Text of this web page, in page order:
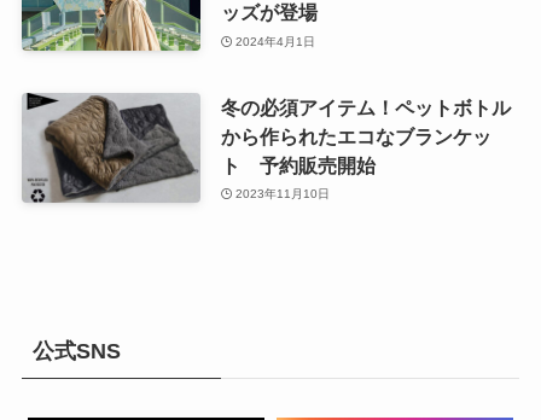
ッズが登場
2024年4月1日
冬の必須アイテム！ペットボトル
から作られたエコなブランケッ
ト 予約販売開始
2023年11月10日
公式SNS